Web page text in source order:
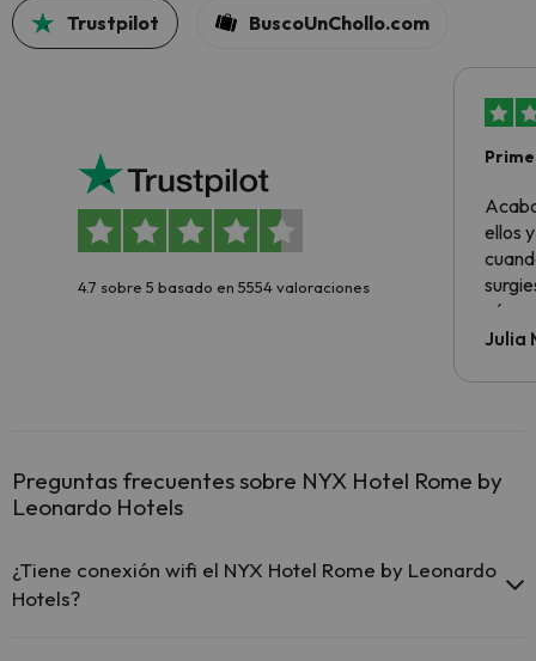
Trustpilot BuscoUnChollo.com
4.7 sobre 5 basado en 5554 valoraciones
ellos
todo
Julia
Preguntas frecuentes sobre NYX Hotel Rome by
Leonardo Hotels
¿Tiene conexión wifi el NYX Hotel Rome by Leonardo
Hotels?